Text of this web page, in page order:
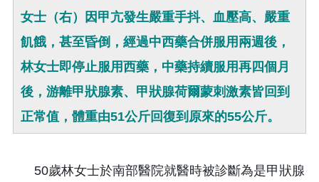
女士（右）因甲亢發生嚴重手抖、血壓高、嚴重
飢餓，甚至昏倒，經過中西藥合併服用兩週後，
林女士即停止服用西藥，中藥持續服用再四個月
後，游離甲狀腺素、甲狀腺荷爾蒙刺激素皆回到
正常值，體重由51公斤回復到原來的55公斤。
50歲林女士於南部醫院就醫時被診斷為是甲狀腺